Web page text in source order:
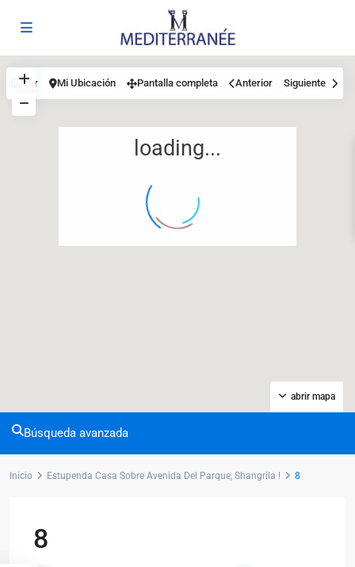
loading...
abrir mapa
Ver Mi Ubicación Pantalla completa Anterior Siguiente
Búsqueda avanzada
Inicio Estupenda Casa Sobre Avenida Del Parque, Shangrila ! 8
8